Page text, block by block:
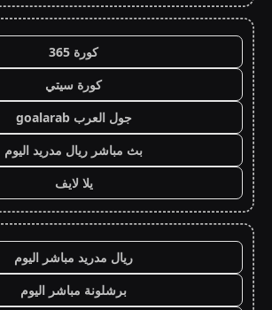
كورة 365
كورة سيتي
جول العرب goalarab
بث مباشر ريال مدريد اليوم
يلا لايف
ريال مدريد مباشر اليوم
برشلونة مباشر اليوم